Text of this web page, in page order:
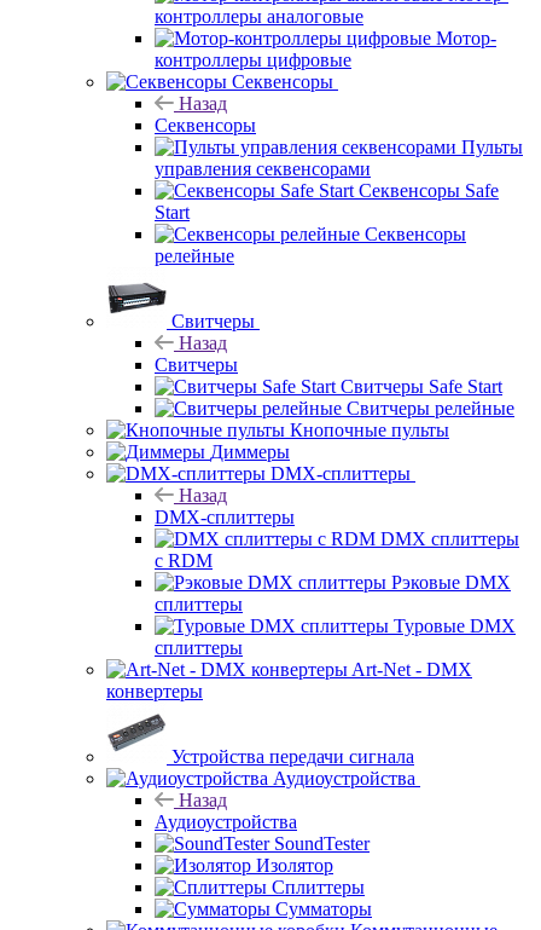
контроллеры аналоговые
Мотор-
контроллеры цифровые
Секвенсоры
Назад
Секвенсоры
Пульты
управления секвенсорами
Секвенсоры Safe
Start
Секвенсоры
релейные
Свитчеры
Назад
Свитчеры
Свитчеры Safe Start
Свитчеры релейные
Кнопочные пульты
Диммеры
DMX-сплиттеры
Назад
DMX-сплиттеры
DMX сплиттеры
с RDM
Рэковые DMX
сплиттеры
Туровые DMX
сплиттеры
Art-Net - DMX
конвертеры
Устройства передачи сигнала
Аудиоустройства
Назад
Аудиоустройства
SoundTester
Изолятор
Сплиттеры
Сумматоры